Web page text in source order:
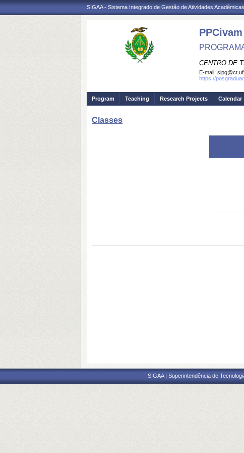
SIGAA - Sistema Integrado de Gestão de Atividades Acadêmicas
PPCivam
CENTRO DE
E-mail:
https://
Program Teaching Research Projects Calendar
Classes
SIGAA | Superintendência de